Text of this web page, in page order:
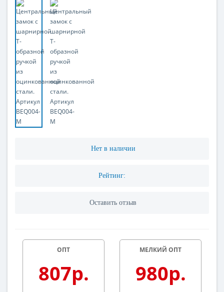
Нет в наличии
Рейтинг:
Оставить отзыв
ОПТ
807р.
МЕЛКИЙ ОПТ
980р.